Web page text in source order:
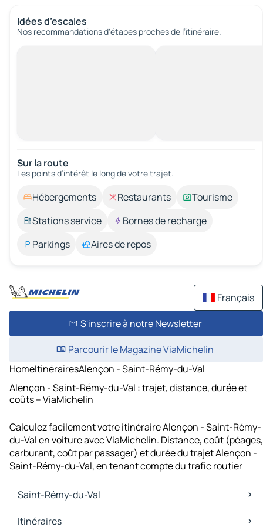
Idées d’escales
Nos recommandations d'étapes proches de l’itinéraire.
Sur la route
Les points d’intérêt le long de votre trajet.
Hébergements Restaurants
Tourisme
Stations service
Bornes de recharge
Parkings
Aires de repos
Français
S'inscrire à notre Newsletter
Parcourir le Magazine ViaMichelin
HomeItinérairesAlençon - Saint-Rémy-du-Val
Alençon - Saint-Rémy-du-Val : trajet, distance, durée et
coûts – ViaMichelin
Calculez facilement votre itinéraire Alençon - Saint-Rémy-
du-Val en voiture avec ViaMichelin. Distance, coût (péages,
carburant, coût par passager) et durée du trajet Alençon -
Saint-Rémy-du-Val, en tenant compte du trafic routier
Saint-Rémy-du-Val
Saint-Rémy-du-Val Cartes et plans
Itinéraires